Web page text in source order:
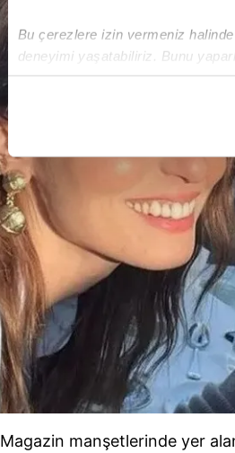
Bu çerezlere izin vermeniz
deneyimi yaşatabiliriz. Bunu
içerikleri sunabilmek adına
Sizlere daha iyi bir hizmet
çerezler vasıtasıyla çeşitli kişisel
amacıyla kullanılmaktadır. Diğer
reklam/pazarlama faaliyetlerinin
Çerezlere ilişkin tercihlerinizi
butonuna tıklayabilir,
Çerez
6698 sayılı Kişisel Verilerin
mevzuata uygun olarak
Magazin manşetlerinde yer